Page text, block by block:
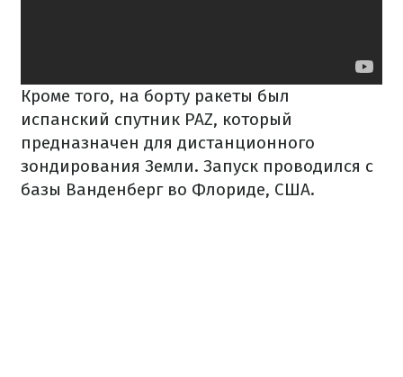
Кроме того, на борту ракеты был
испанский спутник PAZ, который
предназначен для дистанционного
зондирования Земли. Запуск проводился с
базы Ванденберг во Флориде, США.